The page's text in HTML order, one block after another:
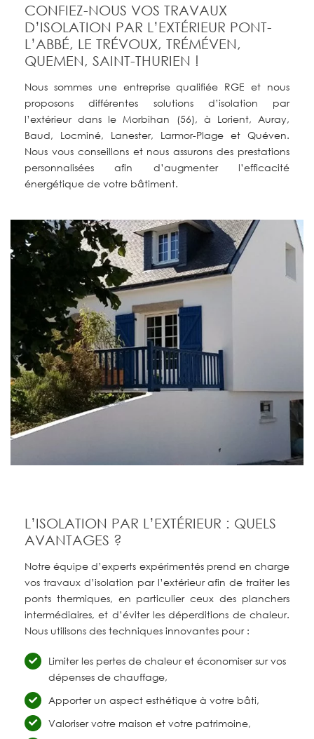
CONFIEZ-NOUS VOS TRAVAUX
D’ISOLATION PAR L’EXTÉRIEUR PONT-
L’ABBÉ, LE TRÉVOUX, TRÉMÉVEN,
QUEMEN, SAINT-THURIEN !
Nous sommes une entreprise qualifiée RGE et nous
proposons différentes solutions d’isolation par
l’extérieur dans le Morbihan (56), à Lorient, Auray,
Baud, Locminé, Lanester, Larmor-Plage et Quéven.
Nous vous conseillons et nous assurons des prestations
personnalisées afin d’augmenter l’efficacité
énergétique de votre bâtiment.
L’ISOLATION PAR L’EXTÉRIEUR : QUELS
AVANTAGES ?
Notre équipe d’experts expérimentés prend en charge
vos travaux d’isolation par l’extérieur afin de traiter les
ponts thermiques, en particulier ceux des planchers
intermédiaires, et d’éviter les déperditions de chaleur.
Nous utilisons des techniques innovantes pour :
Limiter les pertes de chaleur et économiser sur vos
dépenses de chauffage,
Apporter un aspect esthétique à votre bâti,
Valoriser votre maison et votre patrimoine,